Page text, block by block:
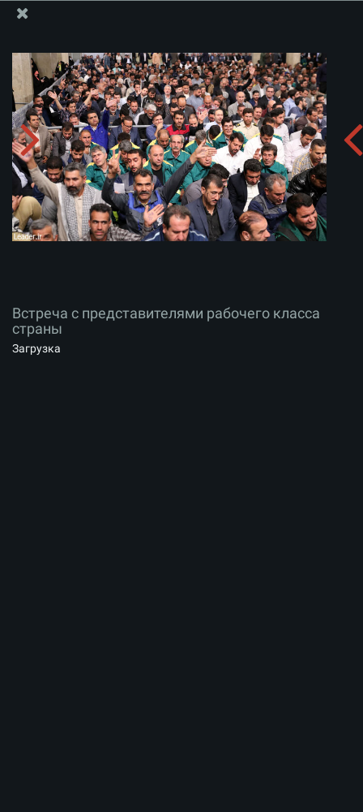
Встреча с представителями рабочего класса
страны
Скачать альбом:
Встреча с представителями рабочего класса
страны
Загрузка